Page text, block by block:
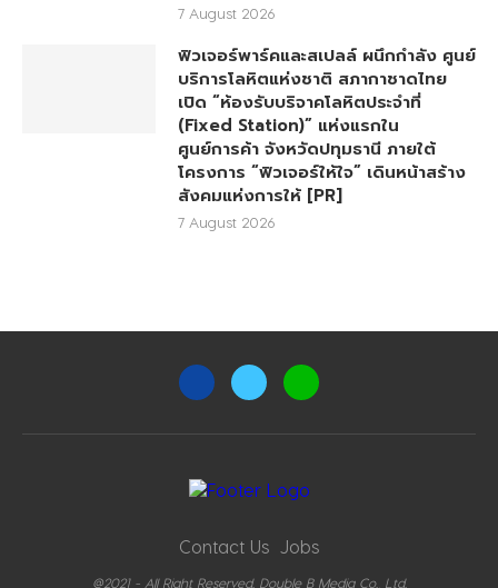
7 August 2026
ฟิวเจอร์พาร์คและสเปลล์ ผนึกกำลัง ศูนย์
บริการโลหิตแห่งชาติ สภากาชาดไทย
เปิด “ห้องรับบริจาคโลหิตประจำที่
(Fixed Station)” แห่งแรกใน
ศูนย์การค้า จังหวัดปทุมธานี ภายใต้
โครงการ “ฟิวเจอร์ให้ใจ” เดินหน้าสร้าง
สังคมแห่งการให้ [PR]
7 August 2026
Contact Us Jobs
@2021 - All Right Reserved. Double B Media Co., Ltd.